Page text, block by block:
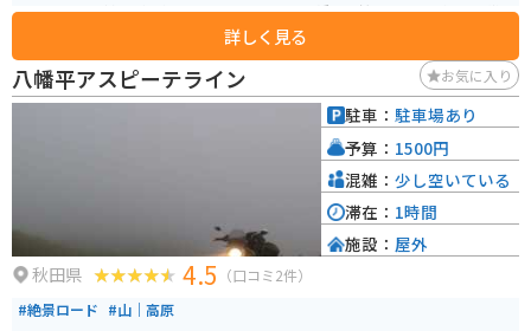
葉や夏の高山植物が人気です。山頂付近には八幡沼や鏡沼といった湿原地帯
が広がり、ハイキングコースも整備されています。山頂は真夏でも15度とい
う涼しさ。 平安の昔、坂上田村麻呂が朝廷から遣わされてここへ来た時に、
美しい景色に感動し、八幡大菩薩に感謝をこめて「八幡平」と名づけたと
か。そのシンボルである八幡沼は、八幡平の湖沼の中で一番大きい沼。エメ
ラルドグリーンに輝く沼の周囲には、ミズバショウ、ニッコウキスゲ、チン
グルマ、ワタスゲと、高山植物が、雪解けから夏まで、リレーのように咲い
ングを楽しみながら絶景を堪能することができます。冬には雪景色が広が
り、スキーやスノーボードといったウィンタースポーツも盛んです。 また、
松川温泉側から山頂をめざす八幡平樹海ラインに沿いには、蒸気が吹き出る
「太古の息吹」や、藤七温泉、大昔の噴火によってできた蓬莱境など、八幡
を走行してみると、アスピーテライン側とは、樹木の種類が異なっているこ
詳しく見る
八幡平アスピーテライン お気に入り
秋田県 4.5 （口コミ2件）
#絶景ロード #山｜高原
駐車： 駐車場あり
予算： 1500円
混雑： 少し空いている
滞在： 1時間
施設： 屋外